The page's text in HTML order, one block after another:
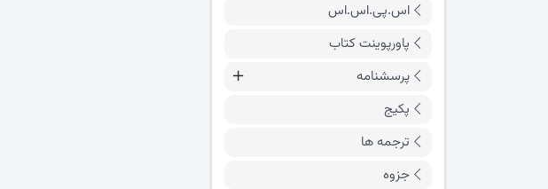
اس.پی.اس.اس
پاورپوینت کتاب
پرسشنامه
پکیج
ترجمه ها
جزوه